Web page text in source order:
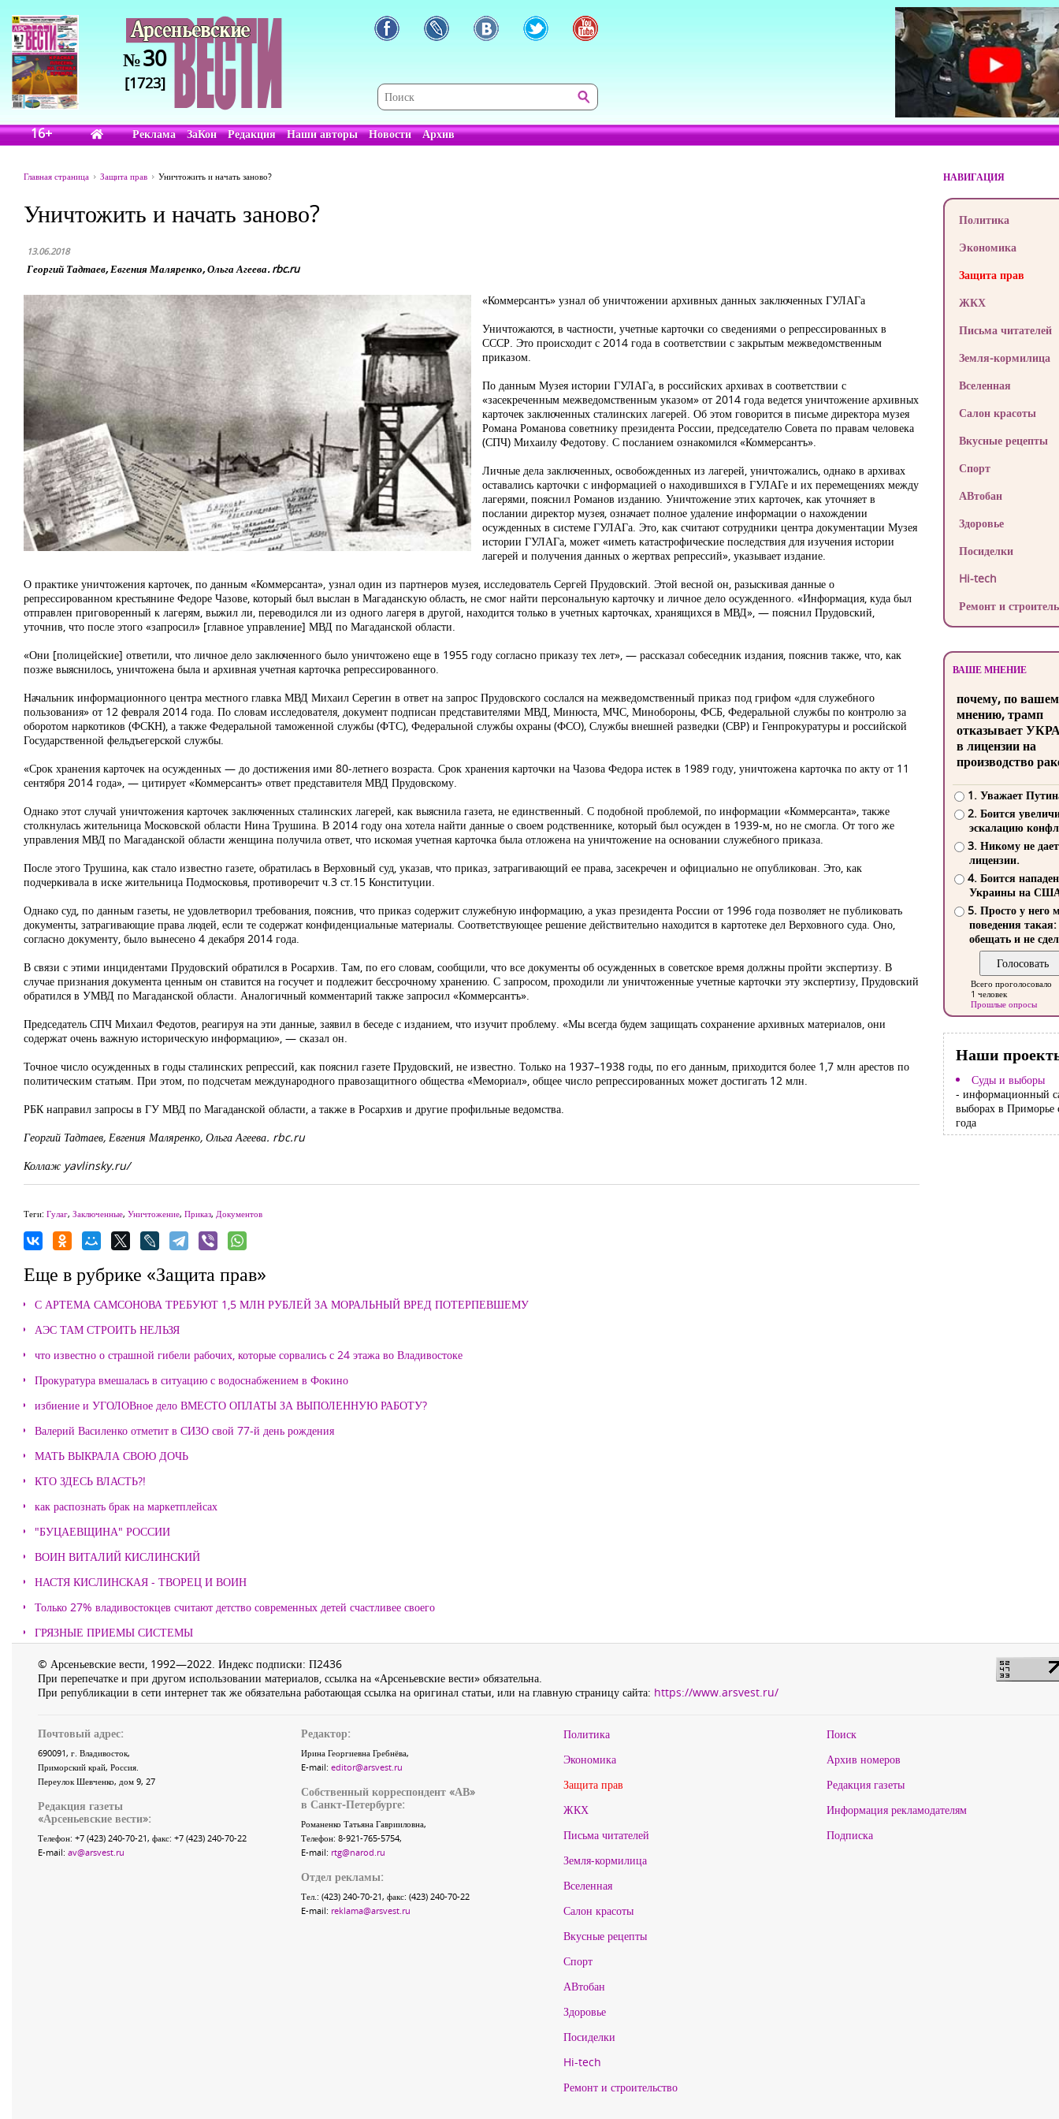
№30
[1723]
16+ Реклама ЗаКон Редакция Наши авторы Новости Архив
Главная страница Защита прав Уничтожить и начать заново?
Уничтожить и начать заново?
13.06.2018
Георгий Тадтаев, Евгения Маляренко, Ольга Агеева. rbc.ru
«Коммерсантъ» узнал об уничтожении архивных данных заключенных ГУЛАГа
Уничтожаются, в частности, учетные карточки со сведениями о репрессированных в
СССР. Это происходит с 2014 года в соответствии с закрытым межведомственным
приказом.
По данным Музея истории ГУЛАГа, в российских архивах в соответствии с
«засекреченным межведомственным указом» от 2014 года ведется уничтожение архивных
карточек заключенных сталинских лагерей. Об этом говорится в письме директора музея
Романа Романова советнику президента России, председателю Совета по правам человека
(СПЧ) Михаилу Федотову. С посланием ознакомился «Коммерсантъ».
Личные дела заключенных, освобожденных из лагерей, уничтожались, однако в архивах
оставались карточки с информацией о находившихся в ГУЛАГе и их перемещениях между
лагерями, пояснил Романов изданию. Уничтожение этих карточек, как уточняет в
послании директор музея, означает полное удаление информации о нахождении
осужденных в системе ГУЛАГа. Это, как считают сотрудники центра документации Музея
истории ГУЛАГа, может «иметь катастрофические последствия для изучения истории
лагерей и получения данных о жертвах репрессий», указывает издание.
О практике уничтожения карточек, по данным «Коммерсанта», узнал один из партнеров музея, исследователь Сергей Прудовский. Этой весной он, разыскивая данные о
репрессированном крестьянине Федоре Чазове, который был выслан в Магаданскую область, не смог найти персональную карточку и личное дело осужденного. «Информация, куда был
отправлен приговоренный к лагерям, выжил ли, переводился ли из одного лагеря в другой, находится только в учетных карточках, хранящихся в МВД», — пояснил Прудовский,
уточнив, что после этого «запросил» [главное управление] МВД по Магаданской области.
«Они [полицейские] ответили, что личное дело заключенного было уничтожено еще в 1955 году согласно приказу тех лет», — рассказал собеседник издания, пояснив также, что, как
позже выяснилось, уничтожена была и архивная учетная карточка репрессированного.
Начальник информационного центра местного главка МВД Михаил Серегин в ответ на запрос Прудовского сослался на межведомственный приказ под грифом «для служебного
пользования» от 12 февраля 2014 года. По словам исследователя, документ подписан представителями МВД, Минюста, МЧС, Минобороны, ФСБ, Федеральной службы по контролю за
оборотом наркотиков (ФСКН), а также Федеральной таможенной службы (ФТС), Федеральной службы охраны (ФСО), Службы внешней разведки (СВР) и Генпрокуратуры и российской
Государственной фельдъегерской службы.
«Срок хранения карточек на осужденных — до достижения ими 80-летнего возраста. Срок хранения карточки на Чазова Федора истек в 1989 году, уничтожена карточка по акту от 11
сентября 2014 года», — цитирует «Коммерсантъ» ответ представителя МВД Прудовскому.
Однако этот случай уничтожения карточек заключенных сталинских лагерей, как выяснила газета, не единственный. С подобной проблемой, по информации «Коммерсанта», также
столкнулась жительница Московской области Нина Трушина. В 2014 году она хотела найти данные о своем родственнике, который был осужден в 1939-м, но не смогла. От того же
управления МВД по Магаданской области женщина получила ответ, что искомая учетная карточка была отложена на уничтожение на основании служебного приказа.
После этого Трушина, как стало известно газете, обратилась в Верховный суд, указав, что приказ, затрагивающий ее права, засекречен и официально не опубликован. Это, как
подчеркивала в иске жительница Подмосковья, противоречит ч.3 ст.15 Конституции.
Однако суд, по данным газеты, не удовлетворил требования, пояснив, что приказ содержит служебную информацию, а указ президента России от 1996 года позволяет не публиковать
документы, затрагивающие права людей, если те содержат конфиденциальные материалы. Соответствующее решение действительно находится в картотеке дел Верховного суда. Оно,
согласно документу, было вынесено 4 декабря 2014 года.
В связи с этими инцидентами Прудовский обратился в Росархив. Там, по его словам, сообщили, что все документы об осужденных в советское время должны пройти экспертизу. В
случае признания документа ценным он ставится на госучет и подлежит бессрочному хранению. С запросом, проходили ли уничтоженные учетные карточки эту экспертизу, Прудовский
обратился в УМВД по Магаданской области. Аналогичный комментарий также запросил «Коммерсантъ».
Председатель СПЧ Михаил Федотов, реагируя на эти данные, заявил в беседе с изданием, что изучит проблему. «Мы всегда будем защищать сохранение архивных материалов, они
содержат очень важную историческую информацию», — сказал он.
Точное число осужденных в годы сталинских репрессий, как пояснил газете Прудовский, не известно. Только на 1937–1938 годы, по его данным, приходится более 1,7 млн арестов по
политическим статьям. При этом, по подсчетам международного правозащитного общества «Мемориал», общее число репрессированных может достигать 12 млн.
РБК направил запросы в ГУ МВД по Магаданской области, а также в Росархив и другие профильные ведомства.
Георгий Тадтаев, Евгения Маляренко, Ольга Агеева. rbc.ru
Коллаж yavlinsky.ru/
Теги: Гулаг, Заключенные, Уничтожение, Приказ, Документов
Еще в рубрике «Защита прав»
С АРТЕМА САМСОНОВА ТРЕБУЮТ 1,5 МЛН РУБЛЕЙ ЗА МОРАЛЬНЫЙ ВРЕД ПОТЕРПЕВШЕМУ
АЭС ТАМ СТРОИТЬ НЕЛЬЗЯ
что известно о страшной гибели рабочих, которые сорвались с 24 этажа во Владивостоке
Прокуратура вмешалась в ситуацию с водоснабжением в Фокино
избиение и УГОЛОВное дело ВМЕСТО ОПЛАТЫ ЗА ВЫПОЛЕННУЮ РАБОТУ?
Валерий Василенко отметит в СИЗО свой 77-й день рождения
МАТЬ ВЫКРАЛА СВОЮ ДОЧЬ
КТО ЗДЕСЬ ВЛАСТЬ?!
как распознать брак на маркетплейсах
"БУЦАЕВЩИНА" РОССИИ
ВОИН ВИТАЛИЙ КИСЛИНСКИЙ
НАСТЯ КИСЛИНСКАЯ - ТВОРЕЦ И ВОИН
Только 27% владивостокцев считают детство современных детей счастливее своего
ГРЯЗНЫЕ ПРИЕМЫ СИСТЕМЫ
НАВИГАЦИЯ
Политика
Экономика
Защита прав
ЖКХ
Письма читателей
Земля-кормилица
Вселенная
Салон красоты
Вкусные рецепты
Спорт
АВтобан
Здоровье
Посиделки
Hi-tech
Ремонт и
ВАШЕ МНЕНИЕ
почему, по
мнению, трамп
отказывает
в лицензии на
производство
1. Уважает
2. Боится
эскалацию
3. Никому не
лицензии.
4. Боится
Украины на
5. Просто у него
поведения такая:
обещать и не
Всего проголосовало
1 человек
Прошлые опросы
Наши
Суды и выборы
- информационный
выборах в Приморье
года
© Арсеньевские вести, 1992—2022. Индекс подписки: П2436
При перепечатке и при другом использовании материалов, ссылка на «Арсеньевские вести» обязательна.
При републикации в сети интернет так же обязательна работающая ссылка на оригинал статьи, или на главную страницу сайта: https://www.arsvest.ru/
Почтовый адрес:
690091, г. Владивосток,
Приморский край, Россия.
Переулок Шевченко, дом 9, 27
Редакция газеты
«Арсеньевские вести»:
Телефон: +7 (423) 240-70-21, факс: +7 (423) 240-70-22
E-mail: av@arsvest.ru
Редактор:
Ирина Георгиевна Гребнёва,
E-mail: editor@arsvest.ru
Собственный корреспондент «АВ»
в Санкт-Петербурге:
Романенко Татьяна Гаврииловна,
Телефон: 8-921-765-5754,
E-mail: rtg@narod.ru
Отдел рекламы:
Тел.: (423) 240-70-21, факс: (423) 240-70-22
E-mail: reklama@arsvest.ru
Политика
Экономика
Защита прав
ЖКХ
Письма читателей
Земля-кормилица
Вселенная
Салон красоты
Вкусные рецепты
Спорт
АВтобан
Здоровье
Посиделки
Hi-tech
Ремонт и строительство
Поиск
Архив номеров
Редакция газеты
Информация рекламодателям
Подписка